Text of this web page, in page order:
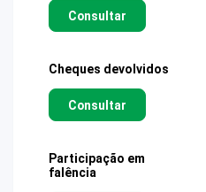
Consultar
Cheques devolvidos
Consultar
Participação em
falência